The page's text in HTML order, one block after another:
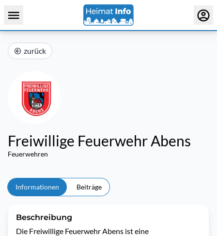
zurück
Freiwillige Feuerwehr Abens
Feuerwehren
Informationen Beiträge
Beschreibung
Die Freiwillige Feuerwehr Abens ist eine